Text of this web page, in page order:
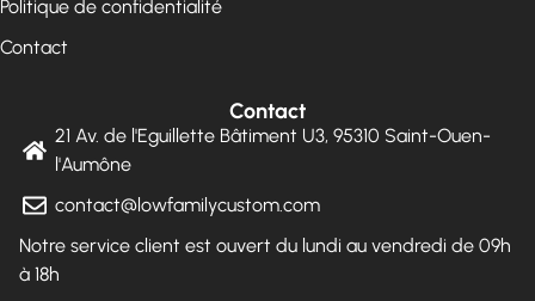
Politique de confidentialité
Contact
Contact
21 Av. de l'Eguillette Bâtiment U3, 95310 Saint-Ouen-
l'Aumône
contact@lowfamilycustom.com
Notre service client est ouvert du lundi au vendredi de 09h
à 18h